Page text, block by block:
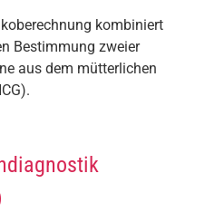
kombiniert
Bestimmung zweier
aus dem mütterlichen